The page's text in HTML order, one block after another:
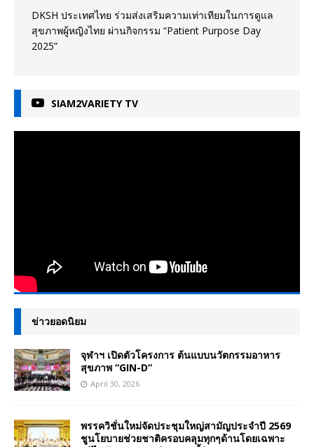
DKSH ประเทศไทย ร่วมส่งเสริมความเท่าเทียมในการดูแล
สุขภาพผู้หญิงไทย ผ่านกิจกรรม “Patient Purpose Day
2025”
SIAM2VARIETY TV
ข่าวยอดนิยม
จุฬาฯ เปิดตัวโครงการ ต้นแบบนวัตกรรมอาหาร
สุขภาพ “GIN-D”
April 30, 2026
พรรควิชั่นใหม่จัดประชุมใหญ่สามัญประจำปี 2569
ชูนโยบายช่วยชาติครอบคลุมทุกๆด้านโดยเฉพาะ